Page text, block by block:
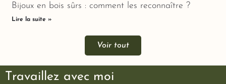
Bijoux en bois sûrs : comment les reconnaître ?
Lire la suite »
Voir tout
Travaillez avec moi